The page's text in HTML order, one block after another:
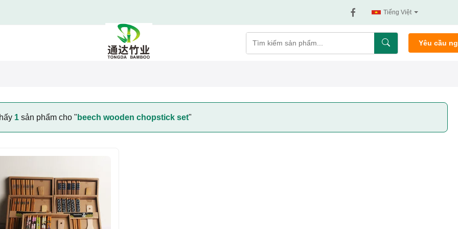
Tiếng Việt
Yêu cầu
1 sản phẩm cho " beech wooden chopstick set"